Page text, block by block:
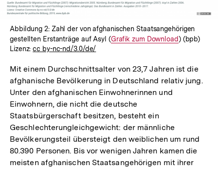
Abbildung 2: Zahl der von afghanischen Staatsangehörigen
gestellten Erstanträge auf Asyl (Interner
Grafik zum Download) (bpb)
Lizenz:cc by-nc-nd/3.0/de/
Mit einem Durchschnittsalter von 23,7 Jahren ist die
afghanische Bevölkerung in Deutschland relativ jung.
Unter den afghanischen Einwohnerinnen und
Einwohnern, die nicht die deutsche
Staatsbürgerschaft besitzen, besteht ein
Geschlechterungleichgewicht: der männliche
Bevölkerungsteil übersteigt den weiblichen um rund
80.390 Personen. Bis vor wenigen Jahren kamen die
meisten afghanischen Staatsangehörigen mit ihrer